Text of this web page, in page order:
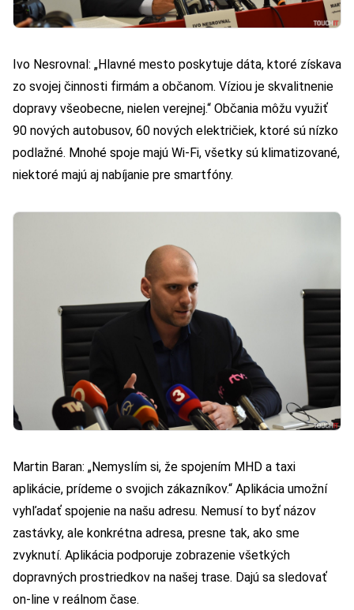
Ivo Nesrovnal: „Hlavné mesto poskytuje dáta, ktoré získava
zo svojej činnosti firmám a občanom. Víziou je skvalitnenie
dopravy všeobecne, nielen verejnej.“ Občania môžu využiť
90 nových autobusov, 60 nových električiek, ktoré sú nízko
podlažné. Mnohé spoje majú Wi-Fi, všetky sú klimatizované,
niektoré majú aj nabíjanie pre smartfóny.
Martin Baran: „Nemyslím si, že spojením MHD a taxi
aplikácie, prídeme o svojich zákazníkov.“ Aplikácia umožní
vyhľadať spojenie na našu adresu. Nemusí to byť názov
zastávky, ale konkrétna adresa, presne tak, ako sme
zvyknutí. Aplikácia podporuje zobrazenie všetkých
dopravných prostriedkov na našej trase. Dajú sa sledovať
on-line v reálnom čase.